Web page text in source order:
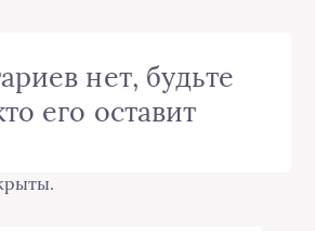
нет, будьте
его оставит